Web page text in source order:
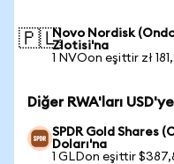
🇵🇱Novo Nordisk
Zlotisi'na
1 NVOon eşittir zł
Diğer RWA'ları
SPDR Gold Shares
Doları'na
1 GLDon eşittir